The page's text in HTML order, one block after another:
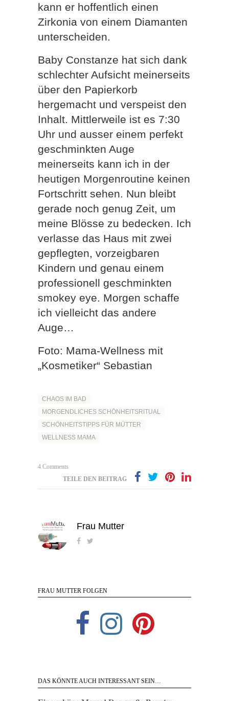
kann er hoffentlich einen
Zirkonia von einem Diamanten
unterscheiden.
Baby Constanze hat sich dank
schlechter Aufsicht meinerseits
über den Papierkorb
hergemacht und verspeist den
Inhalt. Mittlerweile ist es 7:30
Uhr und ausser einem perfekt
geschminkten Auge
meinerseits kann ich in der
heutigen Morgenroutine keinen
Fortschritt sehen. Nun bleibt
gerade noch genug Zeit, um
meine Blösse zu bedecken. Ich
verlasse das Haus mit zwei
gepflegten, vorzeigbaren
Kindern und genau einem
professionell geschminkten
smokey eye. Morgen schaffe
ich vielleicht das andere
Auge…
Foto: Mama-Wellness mit
„Kosmetiker“ Sebastian
CHAOS IM BAD
MORGENDLICHES SCHÖNHEITSRITUAL
SCHÖNHEITSTIPPS FÜR MÜTTER
WELLNESS MAMA
4 Comments
TEILE DEN BEITRAG
Frau Mutter
FRAU MUTTER FOLGEN
DAS KÖNNTE AUCH INTERESSANT SEIN…